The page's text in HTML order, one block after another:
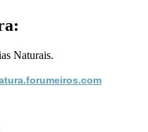
Naturais.